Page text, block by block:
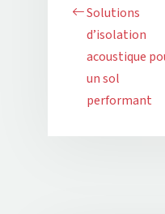
Solutions
d’isolation
acoustique
un sol
performant